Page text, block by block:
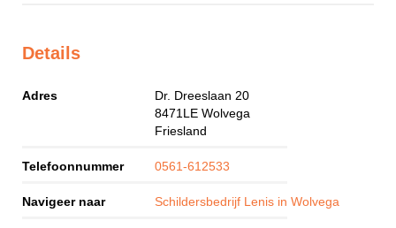
Details
Adres
Dr. Dreeslaan 20
8471LE Wolvega
Friesland
Telefoonnummer 0561-612533
Navigeer naar Schildersbedrijf Lenis in Wolvega